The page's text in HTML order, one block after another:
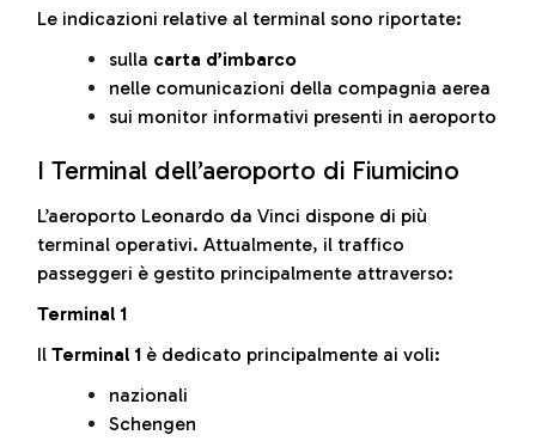
Le indicazioni relative al terminal sono riportate:
sulla carta d’imbarco
nelle comunicazioni della compagnia aerea
sui monitor informativi presenti in aeroporto
I Terminal dell’aeroporto di Fiumicino
L’aeroporto Leonardo da Vinci dispone di più
terminal operativi. Attualmente, il traffico
passeggeri è gestito principalmente attraverso:
Terminal 1
Il Terminal 1 è dedicato principalmente ai voli:
nazionali
Schengen